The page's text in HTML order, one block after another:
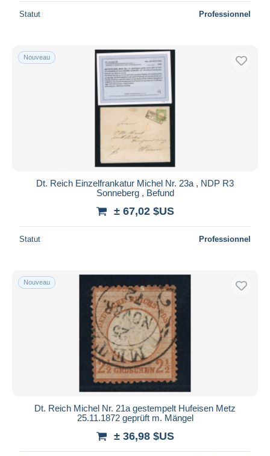
Statut Professionnel
Nouveau
Dt. Reich Einzelfrankatur Michel Nr. 23a , NDP R3
Sonneberg , Befund
± 67,02 $US
Statut Professionnel
Nouveau
Dt. Reich Michel Nr. 21a gestempelt Hufeisen Metz
25.11.1872 geprüft m. Mängel
± 36,98 $US